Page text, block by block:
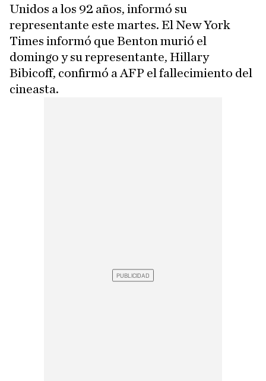
Unidos a los 92 años, informó su
representante este martes. El New York
Times informó que Benton murió el
domingo y su representante, Hillary
Bibicoff, confirmó a AFP el fallecimiento del
cineasta.